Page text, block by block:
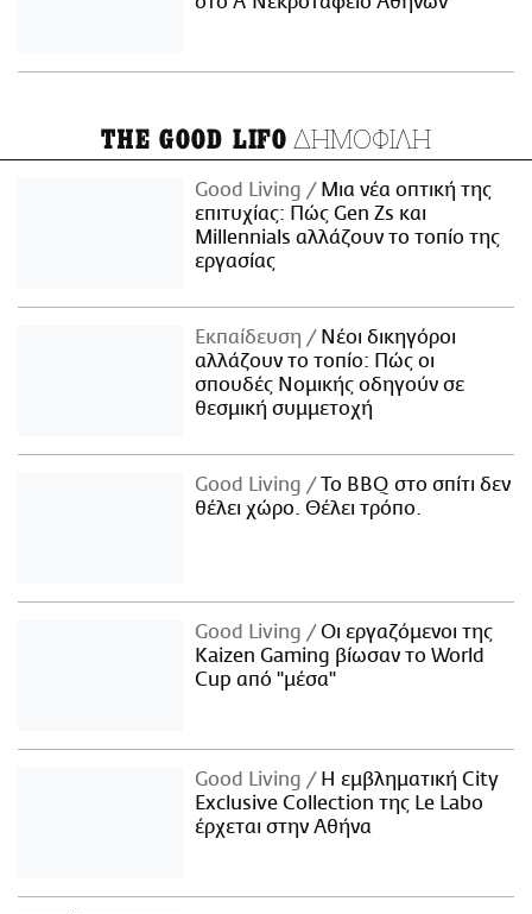
THE GOOD LIFO ΔΗΜΟΦΙΛΗ
Good Living
Μια νέα οπτική της
επιτυχίας: Πώς Gen Zs και
Millennials αλλάζουν το τοπίο της
εργασίας
Εκπαίδευση
Νέοι δικηγόροι
αλλάζουν το τοπίο: Πώς οι
σπουδές Νομικής οδηγούν σε
θεσμική συμμετοχή
Good Living
Το BBQ στο σπίτι δεν
θέλει χώρο. Θέλει τρόπο.
Good Living
Οι εργαζόμενοι της
Kaizen Gaming βίωσαν το World
Cup από "μέσα"
Good Living
Η εμβληματική City
Exclusive Collection της Le Labo
έρχεται στην Αθήνα